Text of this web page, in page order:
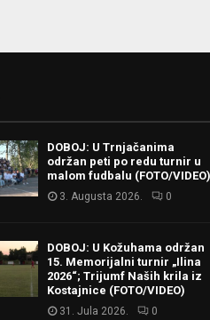
DOBOJ: U Trnjačanima
održan peti po redu turnir u
malom fudbalu (FOTO/VIDEO)
3. Augusta 2026. 0
DOBOJ: U Kožuhama održan
15. Memorijalni turnir „Ilina
2026“; Trijumf Naših krila iz
Kostajnice (FOTO/VIDEO)
31. Jula 2026. 0